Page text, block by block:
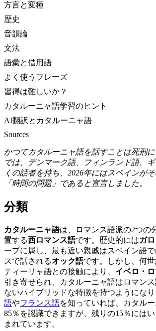
方言と変種
歴史
音韻論
文法
語彙と借用語
よく使うフレーズ
習得は難しいか？
カタルーニャ語学習のヒント
AI翻訳とカタルーニャ語
Sources
かつてカタルーニャ語を話すことは死刑
では、デンマーク語、フィンランド語、
くの話者を持ち、2026年にはスペインが
「時間の問題」であると宣言しました。
分類
カタルーニャ語は、ロマンス語派の2つの
置する西ロマンス語です。歴史的にはガ
ープに属し、最も近い親戚はスペイン語
スで話されるオック語です。しかし、何
ティーリャ語との接触により、 イベロ・
引き寄せられ、カタルーニャ語はロマン
ないハイブリッドな特徴を持つようになり
語やフランス語を知っていれば、カタル
85％を認識できますが、残りの15％には
まれています。